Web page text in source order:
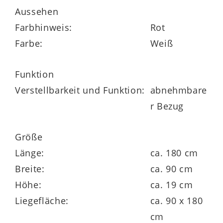
Zu den Vorzügen der insgesamt ca.
hohen
Tonnentaschenfederkernmatratze
Oberflächeneinschnitte
dieSchulterabsenkung, die für eine
ideale Liegeposition elementar ist. Ein
Zwischenbezug
hygienische Verhältnisse im Bett. Die
Federkernmatratze hat eine
Liegefläche
von ca.
Aussehen
Farbhinweis:
Rot
Farbe:
Weiß
Funktion
Verstellbarkeit und Funktion: abnehmbare
r Bezug
Größe
Länge:
ca. 180 cm
Breite:
ca. 90 cm
Höhe:
ca. 19 cm
Liegefläche:
ca. 90 x 180
cm